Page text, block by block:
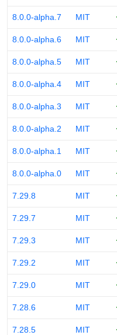
8.0.0-alpha.7 MIT
8.0.0-alpha.6 MIT
8.0.0-alpha.5 MIT
8.0.0-alpha.4 MIT
8.0.0-alpha.3 MIT
8.0.0-alpha.2 MIT
8.0.0-alpha.1 MIT
8.0.0-alpha.0 MIT
7.29.8 MIT
7.29.7 MIT
7.29.3 MIT
7.29.2 MIT
7.29.0 MIT
7.28.6 MIT
7.28.5 MIT